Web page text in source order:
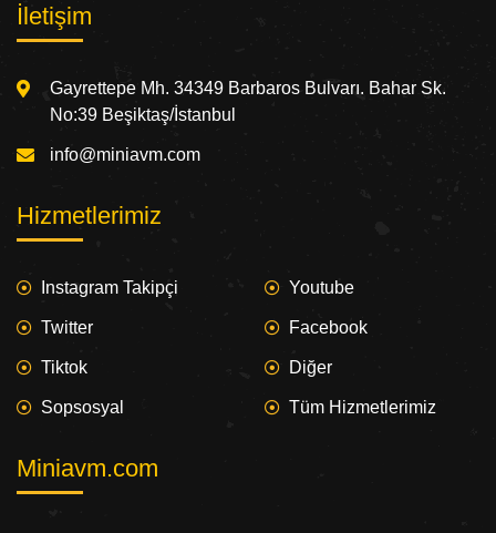
İletişim
Gayrettepe Mh. 34349 Barbaros Bulvarı. Bahar Sk.
No:39 Beşiktaş/İstanbul
info@miniavm.com
Hizmetlerimiz
Instagram Takipçi
Twitter
Tiktok
Sopsosyal
Youtube
Facebook
Diğer
Tüm Hizmetlerimiz
Miniavm.com